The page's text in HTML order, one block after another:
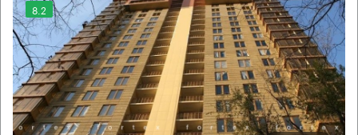
8.2